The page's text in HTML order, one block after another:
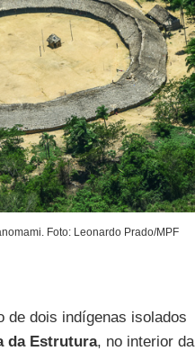
Foto: Leonardo Prado/MPF
de dois indígenas isolados
da Estrutura, no interior da